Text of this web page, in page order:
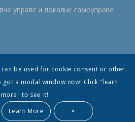
управе и локалне самоуправе
су садржана
be used for cookie consent or other
a modal window now! Click "learn
more" to see it!
Learn More ×